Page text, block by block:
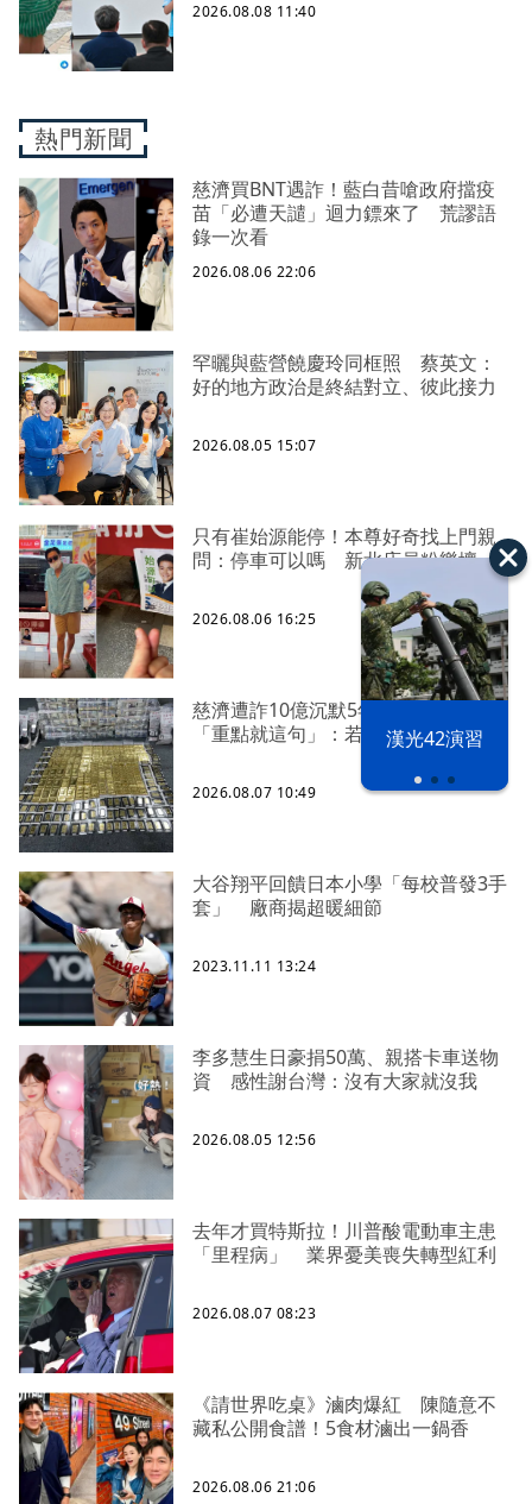
漢光42演習
2026.08.08 11:40
熱門新聞
慈濟買BNT遇詐！藍白昔嗆政府擋疫
苗「必遭天譴」迴力鏢來了 荒謬語
錄一次看
2026.08.06 22:06
罕曬與藍營饒慶玲同框照 蔡英文：
好的地方政治是終結對立、彼此接力
2026.08.05 15:07
只有崔始源能停！本尊好奇找上門親
問：停車可以嗎 新北店員粉樂壞
2026.08.06 16:25
慈濟遭詐10億沉默5年 四叉貓看聲明
「重點就這句」：若判有罪錢還我
2026.08.07 10:49
大谷翔平回饋日本小學「每校普發3手
套」 廠商揭超暖細節
2023.11.11 13:24
李多慧生日豪捐50萬、親搭卡車送物
資 感性謝台灣：沒有大家就沒我
2026.08.05 12:56
去年才買特斯拉！川普酸電動車主患
「里程病」 業界憂美喪失轉型紅利
2026.08.07 08:23
《請世界吃桌》滷肉爆紅 陳隨意不
藏私公開食譜！5食材滷出一鍋香
2026.08.06 21:06